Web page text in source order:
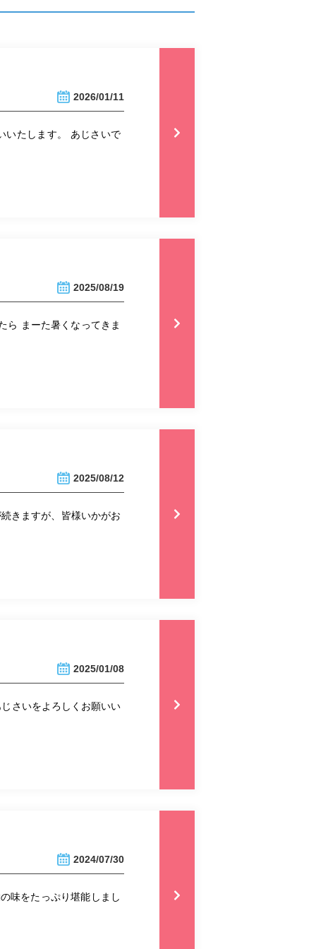
2026/01/11
いたします。 あじさいで
2025/08/19
ら まーた暑くなってきま
2025/08/12
きますが、皆様いかがお
2025/01/08
さいをよろしくお願いい
2024/07/30
味をたっぷり堪能しまし